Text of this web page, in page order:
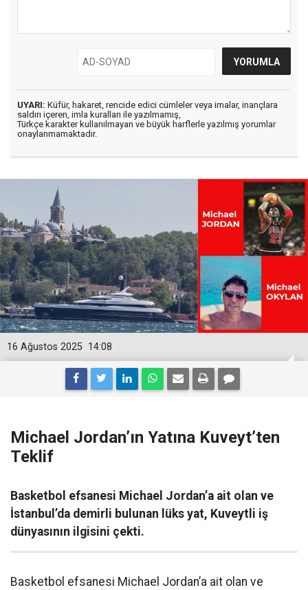
UYARI: Küfür, hakaret, rencide edici cümleler veya imalar, inançlara
saldırı içeren, imla kuralları ile yazılmamış,
Türkçe karakter kullanılmayan ve büyük harflerle yazılmış yorumlar
onaylanmamaktadır.
14:08
16 Ağustos 2025
Michael Jordan’ın Yatına Kuveyt’ten
Teklif
Basketbol efsanesi Michael Jordan’a ait olan ve
İstanbul’da demirli bulunan lüks yat, Kuveytli iş
dünyasının ilgisini çekti.
Basketbol efsanesi Michael Jordan’a ait olan ve